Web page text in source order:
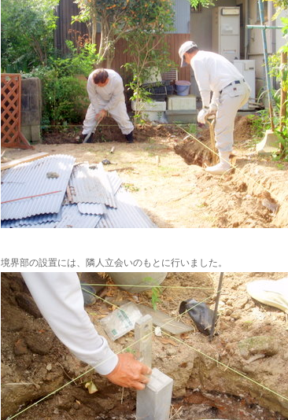
境界部の設置には、隣人立会いのもとに行いました。